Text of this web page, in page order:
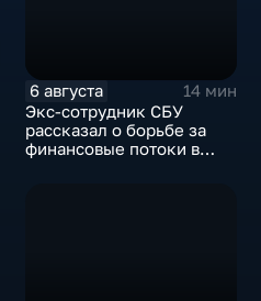
6 августа
14 мин
Экс-сотрудник СБУ
рассказал о борьбе за
финансовые потоки в